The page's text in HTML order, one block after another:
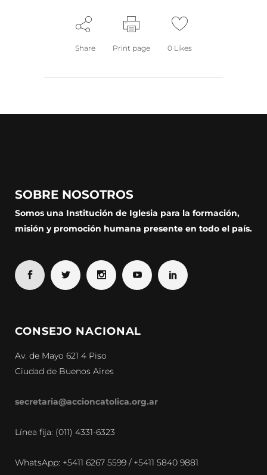
Share Print page 0 Likes
SOBRE NOSOTROS
Somos una Institución de Iglesia para la formación,
misión y promoción humana presente en todo el país.
CONSEJO NACIONAL
Av. de Mayo 621 4 Piso
Ciudad de Buenos Aires
secretaria@accioncatolica.org.ar
Línea fija: (011) 4331-6323
WhatsApp: +5411 6267 5599 / +5411 5840 9881